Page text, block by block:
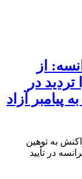
از
در
پیامبر آزاد
به توهین
در تأیید